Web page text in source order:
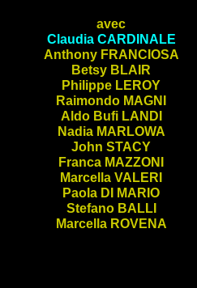
avec
Claudia CARDINALE
Anthony FRANCIOSA
Betsy BLAIR
Philippe LEROY
Raimondo MAGNI
Aldo Bufi LANDI
Nadia MARLOWA
John STACY
Franca MAZZONI
Marcella VALERI
Paola DI MARIO
Stefano BALLI
Marcella ROVENA